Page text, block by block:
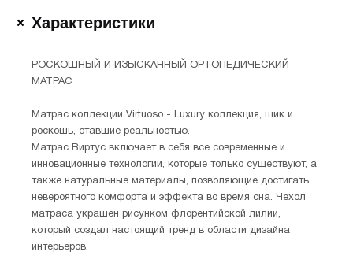
Характеристики
РОСКОШНЫЙ И ИЗЫСКАННЫЙ ОРТОПЕДИЧЕСКИЙ
МАТРАС
Матрас коллекции Virtuoso - Luxury коллекция, шик и
роскошь, ставшие реальностью.
Матрас Виртус включает в себя все современные и
инновационные технологии, которые только существуют, а
также натуральные материалы, позволяющие достигать
невероятного комфорта и эффекта во время сна. Чехол
матраса украшен рисунком флорентийской лилии,
который создал настоящий тренд в области дизайна
интерьеров.